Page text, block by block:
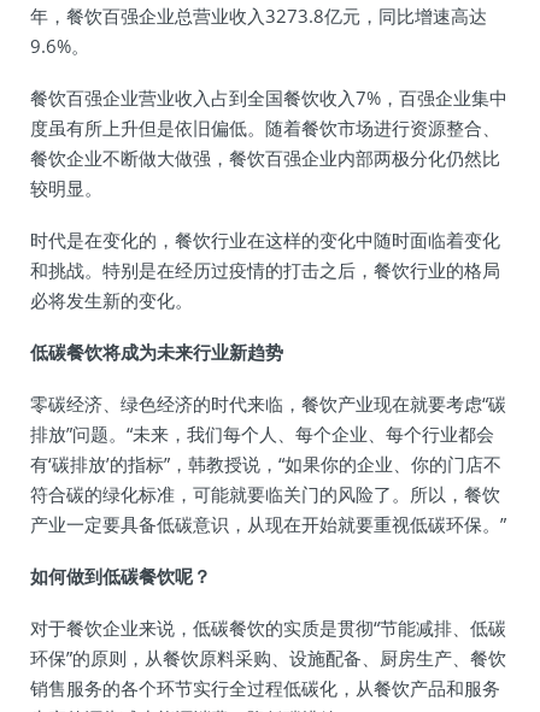
年，餐饮百强企业总营业收入3273.8亿元，同比增速高达
9.6%。
餐饮百强企业营业收入占到全国餐饮收入7%，百强企业集中
度虽有所上升但是依旧偏低。随着餐饮市场进行资源整合、
餐饮企业不断做大做强，餐饮百强企业内部两极分化仍然比
较明显。
时代是在变化的，餐饮行业在这样的变化中随时面临着变化
和挑战。特别是在经历过疫情的打击之后，餐饮行业的格局
必将发生新的变化。
低碳餐饮将成为未来行业新趋势
零碳经济、绿色经济的时代来临，餐饮产业现在就要考虑“碳
排放”问题。“未来，我们每个人、每个企业、每个行业都会
有‘碳排放’的指标”，韩教授说，“如果你的企业、你的门店不
符合碳的绿化标准，可能就要临关门的风险了。所以，餐饮
产业一定要具备低碳意识，从现在开始就要重视低碳环保。”
如何做到低碳餐饮呢？
对于餐饮企业来说，低碳餐饮的实质是贯彻“节能减排、低碳
环保”的原则，从餐饮原料采购、设施配备、厨房生产、餐饮
销售服务的各个环节实行全过程低碳化，从餐饮产品和服务